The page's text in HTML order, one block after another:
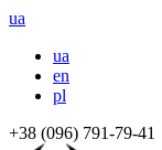
ua
ua
en
pl
+38 (096) 791-79-41